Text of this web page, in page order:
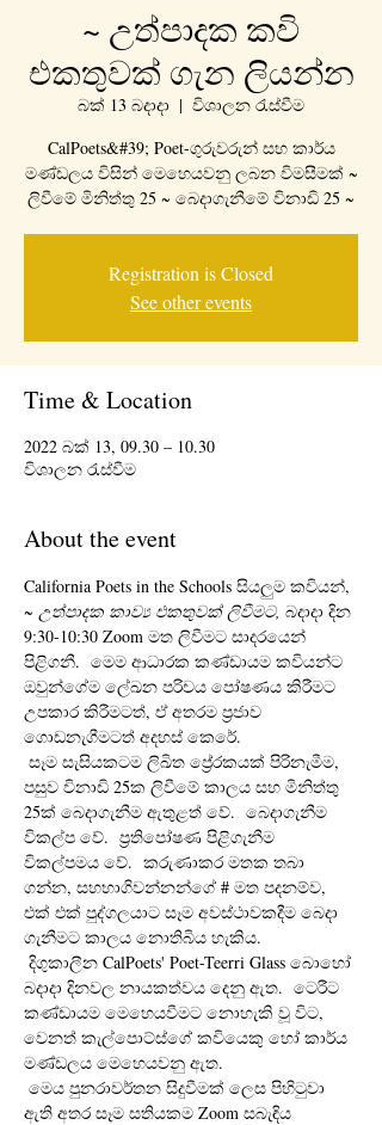
~ උත්පාදක කවි
එකතුවක් ගැන ලියන්න
බක් 13 බදාදා
  |
විශාලන රැස්වීම
CalPoets&#39; Poet-ගුරුවරුන් සහ කාර්ය
මණ්ඩලය විසින් මෙහෙයවනු ලබන විමසීමක් ~
ලිවීමේ මිනිත්තු 25 ~ බෙදාගැනීමේ විනාඩි 25 ~
Registration is Closed
See other events
Time & Location
2022 බක් 13, 09.30 – 10.30
විශාලන රැස්වීම
About the event
California Poets in the Schools සියලුම කවියන්,
~ උත්පාදක කාව්‍ය එකතුවක් ලිවීමට, බදාදා දින
9:30-10:30 Zoom මත ලිවීමට සාදරයෙන්
පිළිගනී.  මෙම ආධාරක කණ්ඩායම කවියන්ට
ඔවුන්ගේම ලේඛන පරිචය පෝෂණය කිරීමට
උපකාර කිරීමටත්, ඒ අතරම ප්‍රජාව
ගොඩනැගීමටත් අදහස් කෙරේ.
පසුව විනාඩි 25ක ලිවීමේ කාලය සහ මිනිත්තු
25ක් බෙදාගැනීම ඇතුළත් වේ.  බෙදාගැනීම
විකල්ප වේ.  ප්‍රතිපෝෂණ පිළිගැනීම
විකල්පමය වේ.  කරුණාකර මතක තබා
ගන්න, සහභාගිවන්නන්ගේ # මත පදනම්ව,
එක් එක් පුද්ගලයාට සෑම අවස්ථාවකදීම බෙදා
ගැනීමට කාලය නොතිබිය හැකිය.
බදාදා දිනවල නායකත්වය දෙනු ඇත.  ටෙරීට
කණ්ඩායම මෙහෙයවීමට නොහැකි වූ විට,
වෙනත් කැල්පොට්ස්ගේ කවියෙකු හෝ කාර්ය
මණ්ඩලය මෙහෙයවනු ඇත.
ඇති අතර සෑම සතියකම Zoom සබැඳිය